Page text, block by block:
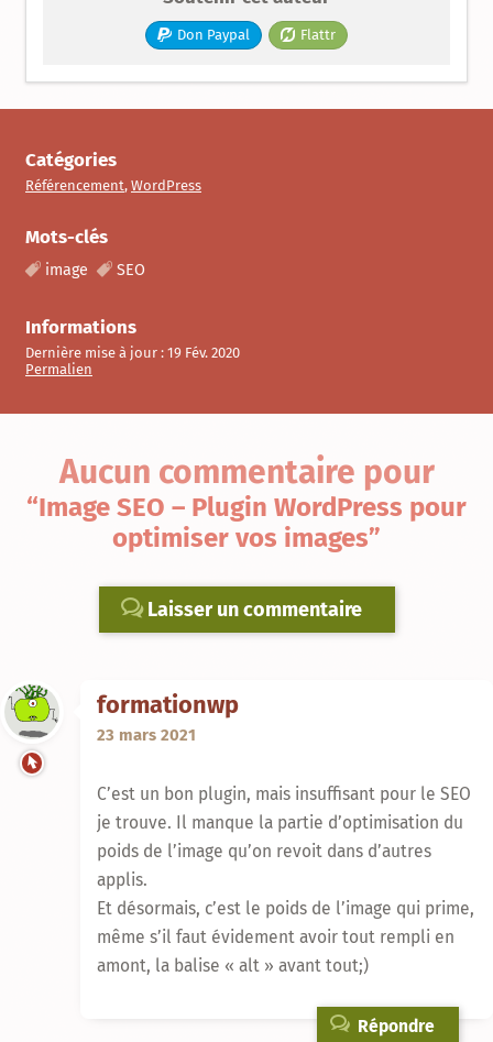
Don Paypal Flattr
Catégories
Référencement, WordPress
Mots-clés
image SEO
Informations
Dernière mise à jour : 19 Fév. 2020
Permalien
Aucun commentaire pour
“Image SEO – Plugin WordPress pour
optimiser vos images”
Laisser un commentaire
formationwp
23 mars 2021
C’est un bon plugin, mais insuffisant pour le SEO
je trouve. Il manque la partie d’optimisation du
poids de l’image qu’on revoit dans d’autres
applis.
Et désormais, c’est le poids de l’image qui prime,
même s’il faut évidement avoir tout rempli en
amont, la balise « alt » avant tout;)
Répondre